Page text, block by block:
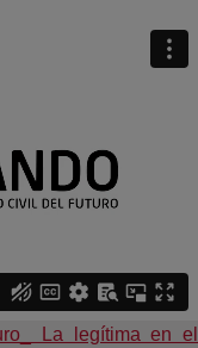
La legítima en el